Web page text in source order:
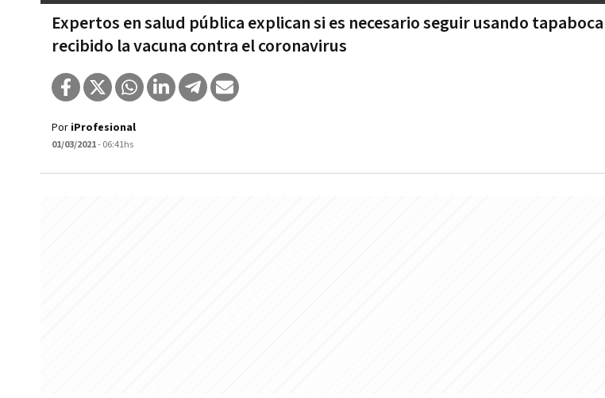
Expertos en salud pública explican si es necesario seguir usando
recibido la vacuna contra el coronavirus
Por iProfesional
01/03/2021- 06:41hs